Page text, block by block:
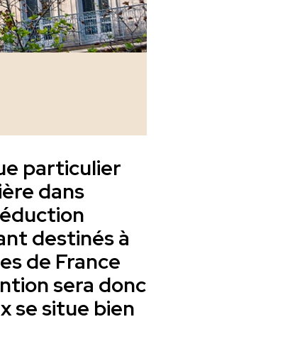
particulier
dans
destinés à
de France
sera donc
se situe bien